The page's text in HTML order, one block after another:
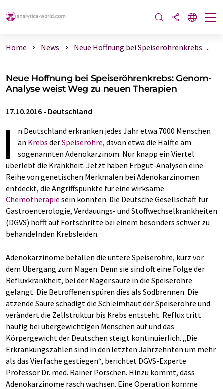
Home News Neue Hoffnung bei Speiseröhrenkrebs: ...
Neue Hoffnung bei Speiseröhrenkrebs: Genom-
Analyse weist Weg zu neuen Therapien
17.10.2016 - Deutschland
I
n Deutschland erkranken jedes Jahr etwa 7000 Menschen
an Krebs derSpeiseröhre, davon etwa die Hälfte am
sogenannten Adenokarzinom. Nur knapp ein Viertel
überlebt die Krankheit. Jetzt haben Erbgut-Analysen eine
Reihe von genetischen Merkmalen bei Adenokarzinomen
entdeckt, die Angriffspunkte für eine wirksame
Chemotherapie sein könnten. Die Deutsche Gesellschaft für
Gastroenterologie, Verdauungs- und Stoffwechselkrankheiten
(DGVS) hofft auf Fortschritte bei einem besonders schwer zu
behandelnden Krebsleiden.
Adenokarzinome befallen die untere Speiseröhre, kurz vor
dem Übergang zum Magen. Denn sie sind oft eine Folge der
Refluxkrankheit, bei der Magensäure in die Speiseröhre
gelangt. Die Betroffenen spüren dies als Sodbrennen. Die
ätzende Säure schädigt die Schleimhaut der Speiseröhre und
verändert die Zellstruktur bis Krebs entsteht. Reflux tritt
häufig bei übergewichtigen Menschen auf und das
Körpergewicht der Deutschen steigt kontinuierlich. „Die
Erkrankungszahlen sind in den letzten Jahrzehnten um mehr
als das Vierfache gestiegen“, berichtet DGVS-Experte
Professor Dr. med. Rainer Porschen. Hinzu kommt, dass
Adenokarzinome rasch wachsen. Eine Operation komme